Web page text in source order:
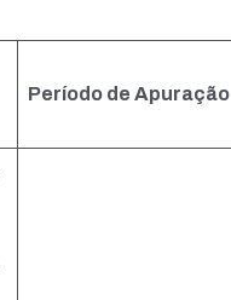
Período de Apuração